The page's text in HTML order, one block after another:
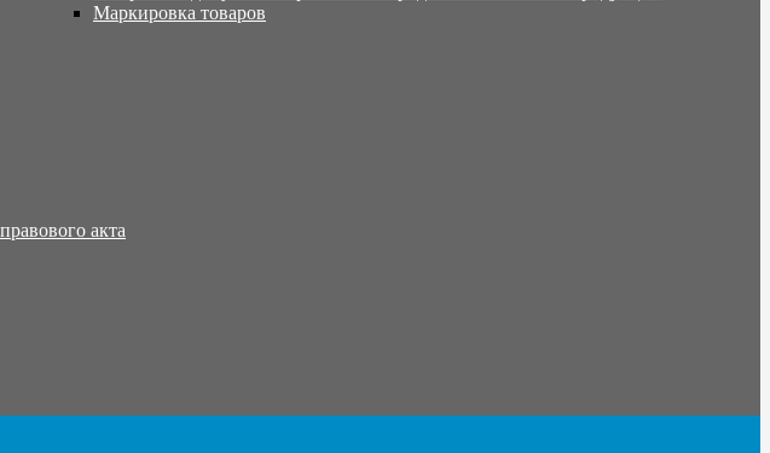
Маркировка товаров
акта